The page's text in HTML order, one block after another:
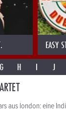
EASY
G H I J
aus london: eine